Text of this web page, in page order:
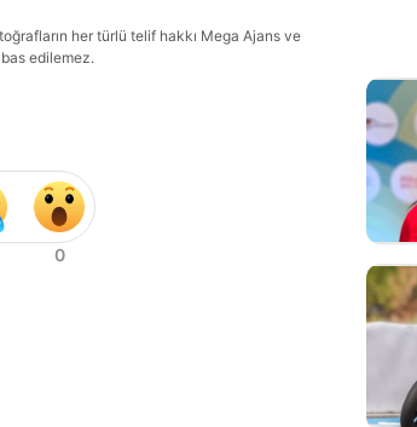
her türlü telif hakkı Mega Ajans ve
edilemez.